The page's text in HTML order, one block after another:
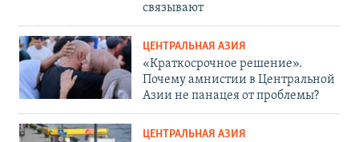
связывают
ЦЕНТРАЛЬНАЯ АЗИЯ
«Краткосрочное решение».
Почему амнистии в Центральной
Азии не панацея от проблемы?
ЦЕНТРАЛЬНАЯ АЗИЯ